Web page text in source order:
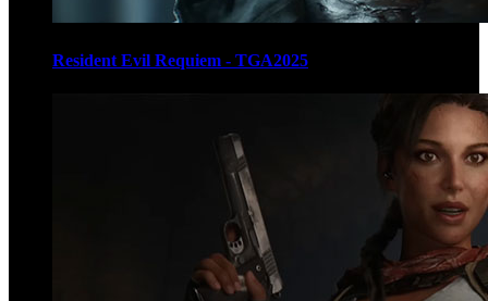
Resident Evil Requiem - TGA2025